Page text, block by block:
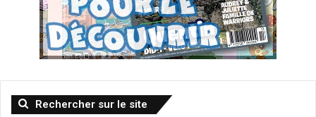
Rechercher sur le site